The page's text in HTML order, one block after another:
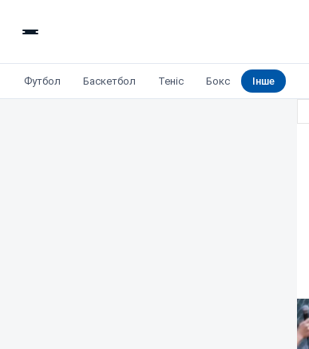
Футбол Баскетбол Теніс Бокс Інше